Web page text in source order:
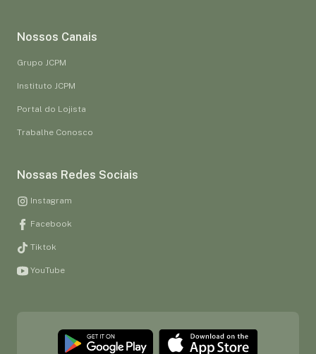
Nossos Canais
Grupo JCPM
Instituto JCPM
Portal do Lojista
Trabalhe Conosco
Nossas Redes Sociais
Instagram
Facebook
Tiktok
YouTube